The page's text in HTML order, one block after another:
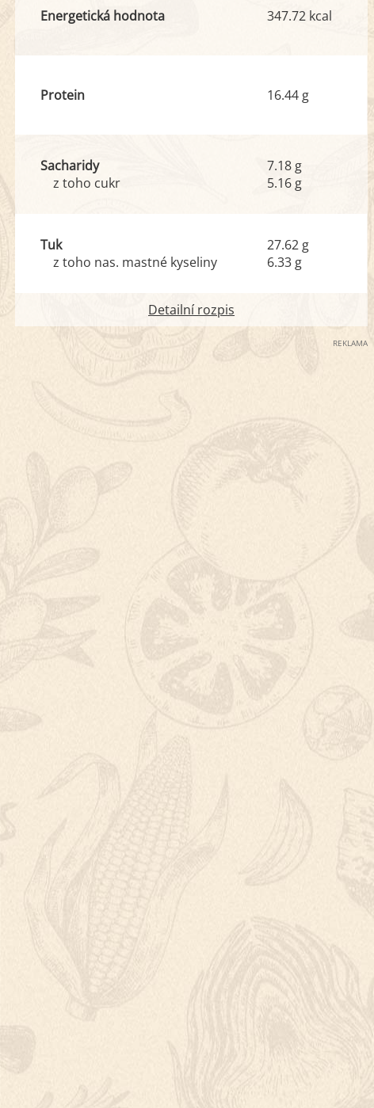
Energetická hodnota 347.72 kcal
Protein 16.44 g
Sacharidy
z toho cukr
7.18 g
5.16 g
Tuk
z toho nas. mastné kyseliny
27.62 g
6.33 g
Detailní rozpis
REKLAMA